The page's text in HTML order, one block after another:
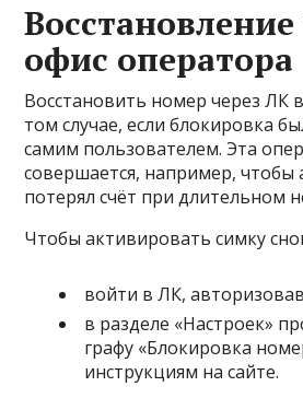
Восстановление
офис оператора
Восстановить номер через ЛК
том случае, если блокировка
самим пользователем. Эта
совершается, например, чтобы
потерял счёт при длительном
Чтобы активировать симку
войти в ЛК,
в разделе «Настроек»
графу «Блокировка
инструкциям на сайте.